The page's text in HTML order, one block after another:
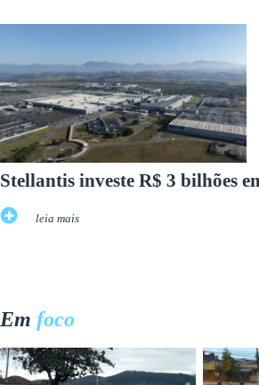
Stellantis investe R$ 3 bilhões
leia mais
Em foco